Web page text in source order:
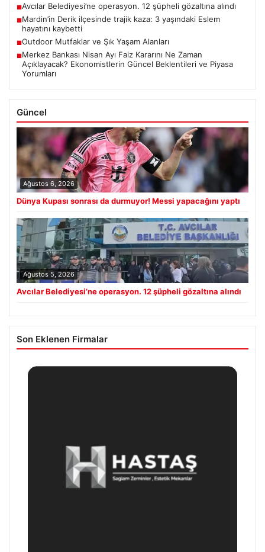
■Avcılar Belediyesi’ne operasyon. 12 şüpheli gözaltına alındı
■Mardin’in Derik ilçesinde trajik kaza: 3 yaşındaki Eslem
hayatını kaybetti
■Outdoor Mutfaklar ve Şık Yaşam Alanları
■Merkez Bankası Nisan Ayı Faiz Kararını Ne Zaman
Açıklayacak? Ekonomistlerin Güncel Beklentileri ve Piyasa
Yorumları
Güncel
Ağustos 6, 2026
Dünya Kupası sonrası da durmuyor! Messi yapacağını yaptı
Ağustos 5, 2026
Avcılar Belediyesi’ne operasyon. 12 şüpheli gözaltına alındı
Son Eklenen Firmalar